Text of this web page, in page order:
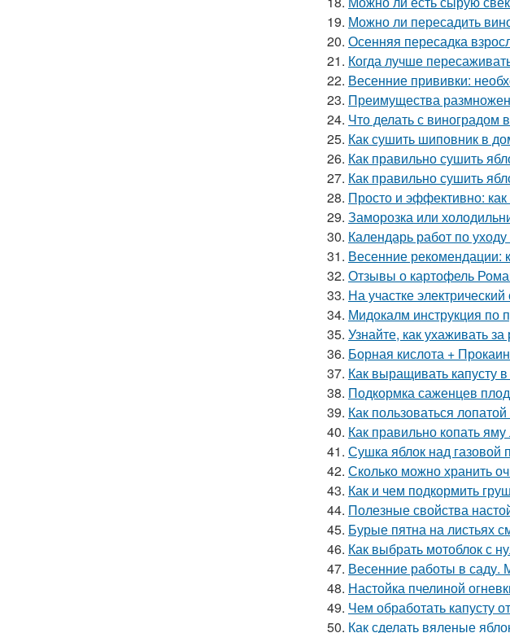
19. Можно ли пересадить
20. Осенняя пересадка
21. Когда лучше
22. Весенние прививки:
23. Преимущества
24. Что делать с виноградом
25. Как сушить шиповник в
26. Как правильно сушить
27. Как правильно сушить
28. Просто и эффективно:
29. Заморозка или
30. Календарь работ по
31. Весенние рекомендации:
32. Отзывы о картофель
33. На участке
34. Мидокалм инструкция по
35. Узнайте, как ухаживать
36. Борная кислота +
37. Как выращивать капусту
38. Подкормка саженцев
39. Как пользоваться
40. Как правильно копать
41. Сушка яблок над газовой
42. Сколько можно хранить
43. Как и чем подкормить
44. Полезные свойства
45. Бурые пятна на листьях
46. Как выбрать мотоблок с
47. Весенние работы в саду.
48. Настойка пчелиной
49. Чем обработать капусту
50. Как сделать вяленые